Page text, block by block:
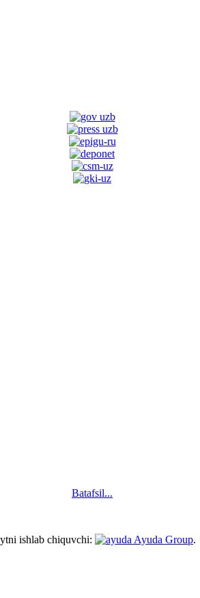
Batafsil...
ishlab chiquvchi:
Ayuda Group.